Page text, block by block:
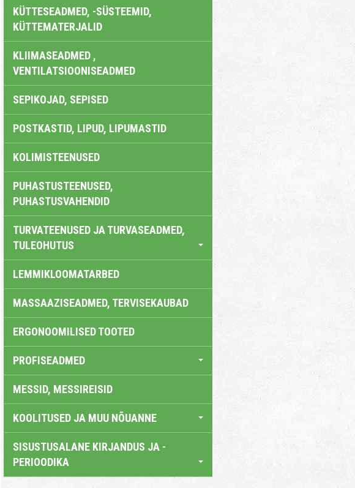
KÜTTESEADMED, -SÜSTEEMID,
KÜTTEMATERJALID
KLIIMASEADMED ,
VENTILATSIOONISEADMED
SEPIKOJAD, SEPISED
POSTKASTID, LIPUD, LIPUMASTID
KOLIMISTEENUSED
PUHASTUSTEENUSED,
PUHASTUSVAHENDID
TURVATEENUSED JA TURVASEADMED,
TULEOHUTUS
LEMMIKLOOMATARBED
MASSAAZISEADMED, TERVISEKAUBAD
ERGONOOMILISED TOOTED
PROFISEADMED
MESSID, MESSIREISID
KOOLITUSED JA MUU NÕUANNE
SISUSTUSALANE KIRJANDUS JA -
PERIOODIKA